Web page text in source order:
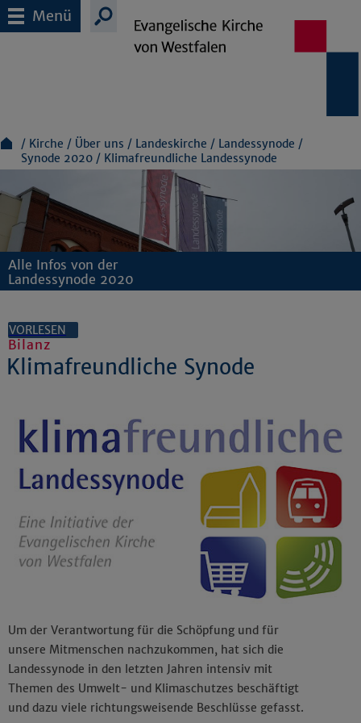
Menü
Kirche Über uns Landeskirche
Landessynode
Synode 2020
Klimafreundliche Landessynode
Alle Infos von der
Landessynode 2020
VORLESEN
Bilanz
Klimafreundliche Synode
Um der Verantwortung für die Schöpfung und für
unsere Mitmenschen nachzukommen, hat sich die
Landessynode in den letzten Jahren intensiv mit
Themen des Umwelt- und Klimaschutzes beschäftigt
und dazu viele richtungsweisende Beschlüsse gefasst.